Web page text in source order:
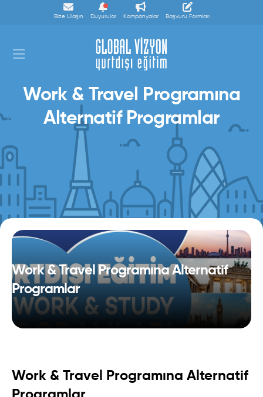
Bize Ulaşın Duyurular Kampanyalar Başvuru Formları
Work & Travel Programına
Alternatif Programlar
Work & Travel Programına Alternatif
Programlar
Work & Travel Programına Alternatif